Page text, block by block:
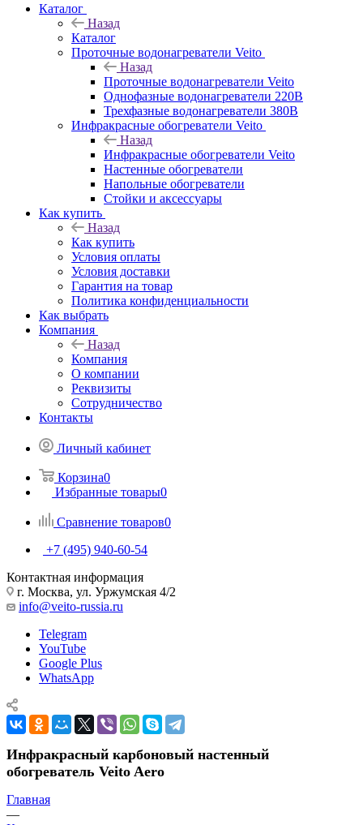
Каталог
Назад
Каталог
Проточные водонагреватели Veito
Назад
Проточные водонагреватели Veito
Однофазные водонагреватели 220В
Трехфазные водонагреватели 380В
Инфракрасные обогреватели Veito
Назад
Инфракрасные обогреватели Veito
Настенные обогреватели
Напольные обогреватели
Стойки и аксессуары
Как купить
Назад
Как купить
Условия оплаты
Условия доставки
Гарантия на товар
Политика конфиденциальности
Как выбрать
Компания
Назад
Компания
О компании
Реквизиты
Сотрудничество
Контакты
Личный кабинет
Корзина0
Избранные товары0
Сравнение товаров0
+7 (495) 940-60-54
Контактная информация
г. Москва, ул. Уржумская 4/2
info@veito-russia.ru
Telegram
YouTube
Google Plus
WhatsApp
Инфракрасный карбоновый настенный
обогреватель Veito Aero
Главная
—